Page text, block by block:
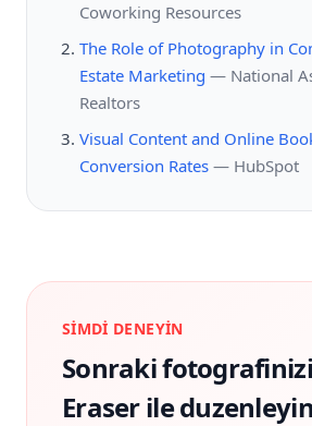
Coworking Resources
The Role of Photography in
Estate Marketing — National
Realtors
Visual Content and Online
Conversion Rates — HubSpot
SIMDI DENEYIN
Sonraki
Eraser ile duzenleyin